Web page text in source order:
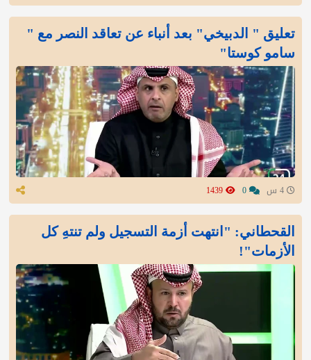
تعليق " الدبيخي" بعد أنباء عن تعاقد النصر مع "
سامو كوستا"
القحطاني: "انتهت أزمة التسجيل ولم تنتهِ كل
الأزمات"!